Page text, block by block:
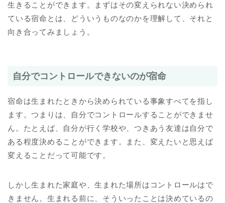
生きることができます。まずはその変えられない決められ
ている宿命とは、どういうものなのかを理解して、それと
向き合ってみましょう。
自分でコントロールできないのが宿命
宿命は生まれたときから決められている事象すべてを指し
ます。つまりは、自分でコントロールすることができませ
ん。たとえば、自分が行く学校や、つきあう友達は自分で
ある程度決めることができます。また、変えたいと思えば
変えることだって可能です。
しかし生まれた家庭や、生まれた場所はコントロールはで
きません。生まれる前に、そういったことは決めているの